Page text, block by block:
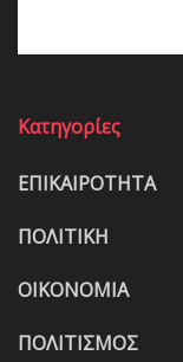
Κατηγορίες
ΕΠΙΚΑΙΡΟΤΗΤΑ
ΠΟΛΙΤΙΚΗ
ΟΙΚΟΝΟΜΙΑ
ΠΟΛΙΤΙΣΜΟΣ